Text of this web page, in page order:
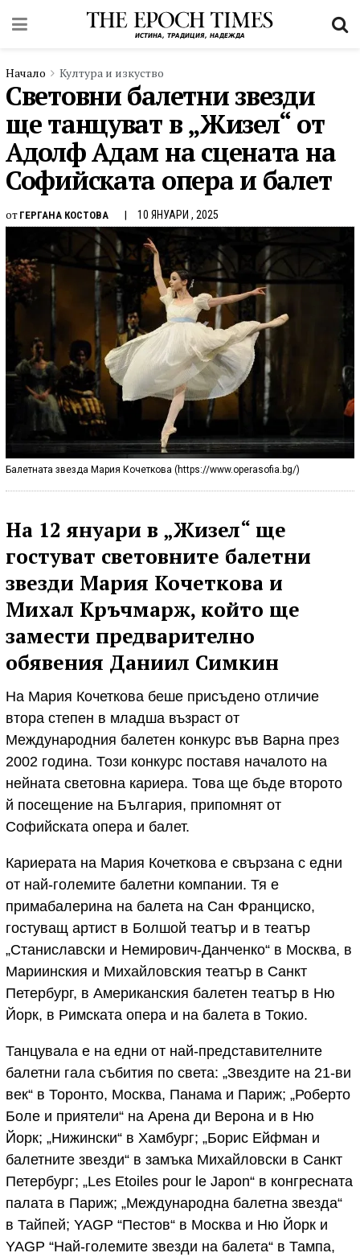
Начало Култура и изкуство
Световни балетни звезди
ще танцуват в „Жизел“ от
Адолф Адам на сцената на
Софийската опера и балет
от ГЕРГАНА КОСТОВА 10 ЯНУАРИ , 2025
Балетната звезда Мария Кочеткова (https://www.operasofia.bg/)
На 12 януари в „Жизел“ ще
гостуват световните балетни
звезди Мария Кочеткова и
Михал Кръчмарж, който ще
замести предварително
обявения Даниил Симкин
На Мария Кочеткова беше присъдено отличие
втора степен в младша възраст от
Международния балетен конкурс във Варна през
2002 година. Този конкурс поставя началото на
нейната световна кариера. Това ще бъде второто
й посещение на България, припомнят от
Софийската опера и балет.
Кариерата на Мария Кочеткова е свързана с едни
от най-големите балетни компании. Тя е
примабалерина на балета на Сан Франциско,
гостуващ артист в Болшой театър и в театър
„Станиславски и Немирович-Данченко“ в Москва, в
Мариинския и Михайловския театър в Санкт
Петербург, в Американския балетен театър в Ню
Йорк, в Римската опера и на балета в Токио.
Танцувала е на едни от най-представителните
балетни гала събития по света: „Звездите на 21-ви
век“ в Торонто, Москва, Панама и Париж; „Роберто
Боле и приятели“ на Арена ди Верона и в Ню
Йорк; „Нижински“ в Хамбург; „Борис Ейфман и
балетните звезди“ в замъка Михайловски в Санкт
Петербург; „Les Etoiles pour le Japon“ в конгресната
палата в Париж; „Международна балетна звезда“
в Тайпей; YAGP “Пестов“ в Москва и Ню Йорк и
YAGP “Най-големите звезди на балета“ в Тампа,